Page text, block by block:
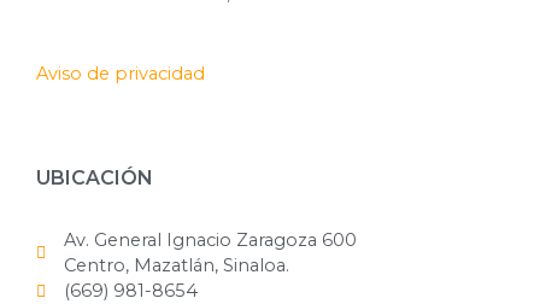
Aviso de privacidad
UBICACIÓN
Av. General Ignacio Zaragoza 600
Centro, Mazatlán, Sinaloa.
(669) 981-8654